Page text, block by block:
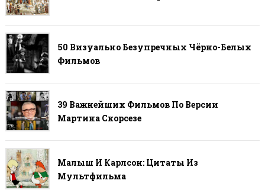
50 Визуально Безупречных Чёрно-Белых
Фильмов
39 Важнейших Фильмов По Версии
Мартина Скорсезе
Малыш И Карлсон: Цитаты Из
Мультфильма